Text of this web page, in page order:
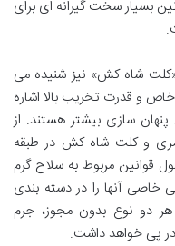
بسیار سخت گیرانه ای برای
شاه کش» نیز شنیده می
و قدرت تخریب بالا اشاره
پنهان سازی بیشتر هستند. از
و کلت شاه کش در طبقه
قوانین مربوط به سلاح گرم
آنها را در دسته بندی
دو نوع بدون مجوز، جرم
پی خواهد داشت.